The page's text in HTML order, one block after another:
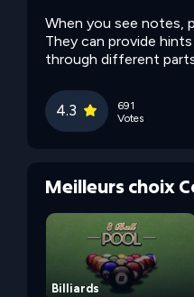
When you see notes,
They can provide
through different
4.3
691
Votes
Meilleurs choix
Billiards